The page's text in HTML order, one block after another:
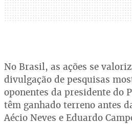
No Brasil, as ações se
divulgação de pesquisas
oponentes da presidente do
têm ganhado terreno antes
Aécio Neves e Eduardo